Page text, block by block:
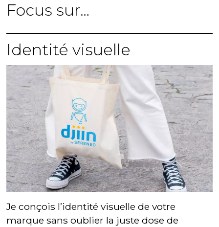
Focus sur…
Identité visuelle
Je conçois l’identité visuelle de votre
marque sans oublier la juste dose de